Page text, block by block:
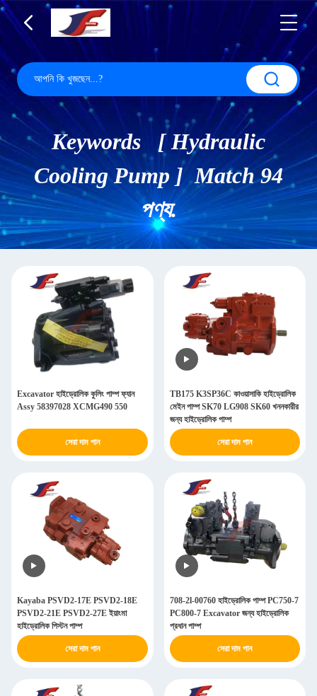
Keywords [ Hydraulic
Cooling Pump ] Match 94
পণ্য.
Excavator হাইড্রোলিক কুলিং পাম্প ফ্যান
Assy 58397028 XCMG490 550
সেরা দাম পান
TB175 K3SP36C কাওয়াসাকি হাইড্রোলিক
মেইন পাম্প SK70 LG908 SK60 খননকারীর
জন্য হাইড্রোলিক পাম্প
সেরা দাম পান
Kayaba PSVD2-17E PSVD2-18E
PSVD2-21E PSVD2-27E ইয়াংমা
হাইড্রোলিক পিস্টন পাম্প
সেরা দাম পান
708-2l-00760 হাইড্রোলিক পাম্প PC750-7
PC800-7 Excavator জন্য হাইড্রোলিক
প্রধান পাম্প
সেরা দাম পান